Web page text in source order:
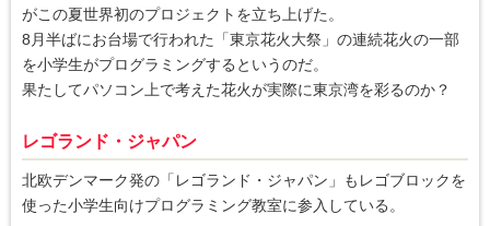
がこの夏世界初のプロジェクトを立ち上げた。
8月半ばにお台場で行われた「東京花火大祭」の連続花火の一部
を小学生がプログラミングするというのだ。
果たしてパソコン上で考えた花火が実際に東京湾を彩るのか？
レゴランド・ジャパン
北欧デンマーク発の「レゴランド・ジャパン」もレゴブロックを
使った小学生向けプログラミング教室に参入している。